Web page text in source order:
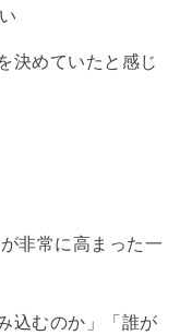
決めていたと感じ
非常に高まった一
込むのか」「誰が